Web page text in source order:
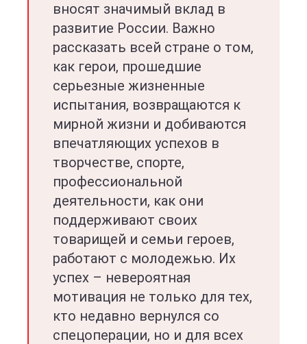
вносят значимый вклад в
развитие России. Важно
рассказать всей стране о том,
как герои, прошедшие
серьезные жизненные
испытания, возвращаются к
мирной жизни и добиваются
впечатляющих успехов в
творчестве, спорте,
профессиональной
деятельности, как они
поддерживают своих
товарищей и семьи героев,
работают с молодежью. Их
успех – невероятная
мотивация не только для тех,
кто недавно вернулся со
спецоперации, но и для всех